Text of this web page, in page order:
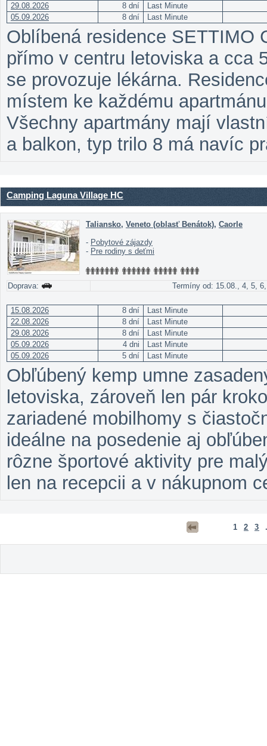
29.08.2026
8 dní
Last Minute
05.09.2026
8 dní Last Minute
Oblíbená residence SETTIMO
přímo v centru letoviska a cca
se provozuje lékárna.
místem ke každému
Všechny apartmány mají
a balkon, typ trilo 8 má navíc
Camping Laguna Village HC
Taliansko, Veneto (oblasť Benátok), Caorle
- Pobytové zájazdy
- Pre rodiny s deťmi
Doprava: Termíny od: 15.08., 4, 5,
15.08.2026 8 dní
Last Minute
22.08.2026
8 dní
Last Minute
29.08.2026
8 dní
Last Minute
05.09.2026
4 dni
Last Minute
05.09.2026
5 dní Last Minute
Obľúbený kemp umne
letoviska, zároveň len pár
zariadené mobilhomy s
ideálne na posedenie aj
rôzne športové aktivity pre
len na recepcii a v nákupnom
1 2 3